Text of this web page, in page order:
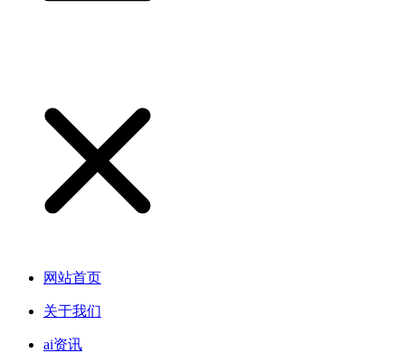
网站首页
关于我们
ai资讯